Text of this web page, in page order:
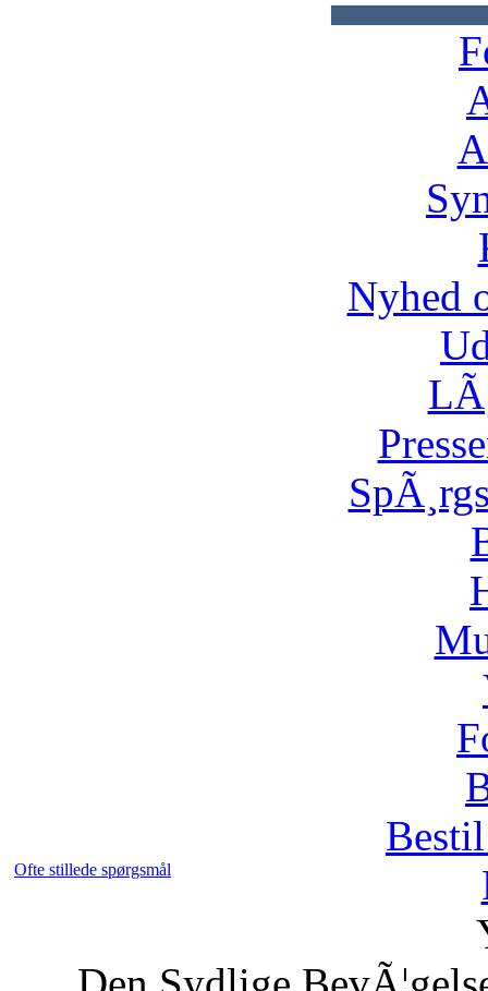
Nyhed
Ofte stillede spørgsmål